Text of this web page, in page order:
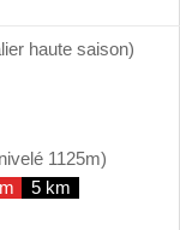
haute saison)
1125m)
5 km